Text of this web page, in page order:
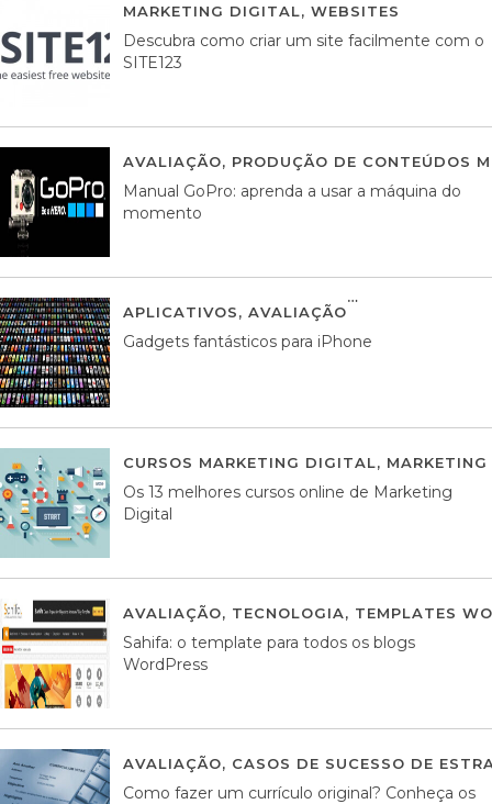
MARKETING DIGITAL, WEBSITES
Descubra como criar um site facilmente com o
SITE123
AVALIAÇÃO, PRODUÇÃO DE CONTEÚDOS
Manual GoPro: aprenda a usar a máquina do
momento
APLICATIVOS, AVALIAÇÃO
Gadgets fantásticos para iPhone
CURSOS MARKETING DIGITAL,
Os 13 melhores cursos online de Marketing
Digital
AVALIAÇÃO, TECNOLOGIA, TEMPLATES
Sahifa: o template para todos os blogs
WordPress
AVALIAÇÃO, CASOS DE SUCESSO DE
Como fazer um currículo original? Conheça os